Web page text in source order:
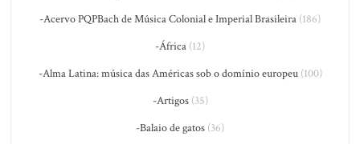
-Acervo PQPBach de Música Colonial e Imperial Brasileira (186)
-África (12)
-Alma Latina: música das Américas sob o domínio europeu(100)
-Artigos(35)
-Balaio de gatos (36)